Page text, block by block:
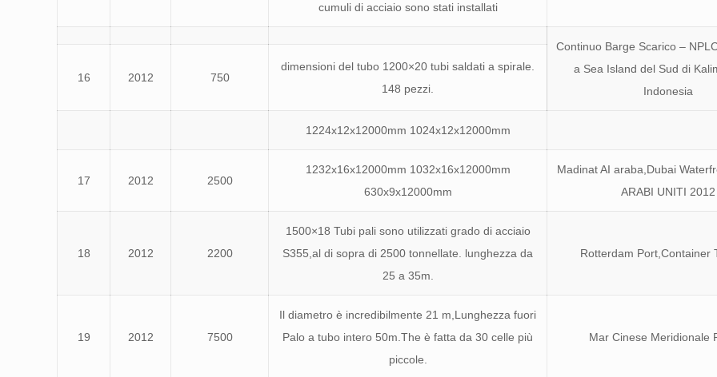
cumuli di acciaio sono stati installati
Continuo Barge Scarico –
a Sea Island del Sud di
Indonesia
16 2012 750
dimensioni del tubo 1200×20 tubi saldati a spirale.
148 pezzi.
1224x12x12000mm 1024x12x12000mm
17 2012 2500
1232x16x12000mm 1032x16x12000mm
630x9x12000mm
Madinat AI araba,Dubai
ARABI UNITI 2012
18 2012 2200
1500×18 Tubi pali sono utilizzati grado di acciaio
S355,al di sopra di 2500 tonnellate. lunghezza da
25 a 35m.
Rotterdam Port,Container
19 2012 7500
Il diametro è incredibilmente 21 m,Lunghezza fuori
Palo a tubo intero 50m.The è fatta da 30 celle più
piccole.
Mar Cinese Meridionale